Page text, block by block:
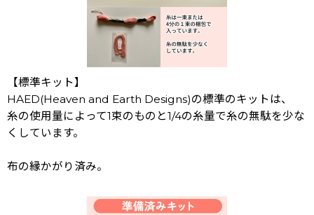
【標準キット】
HAED(Heaven and Earth Designs)の標準のキットは、
糸の使用量によって1束のものと1/4の糸量で糸の無駄を少な
くしています。
布の縁かがり済み。